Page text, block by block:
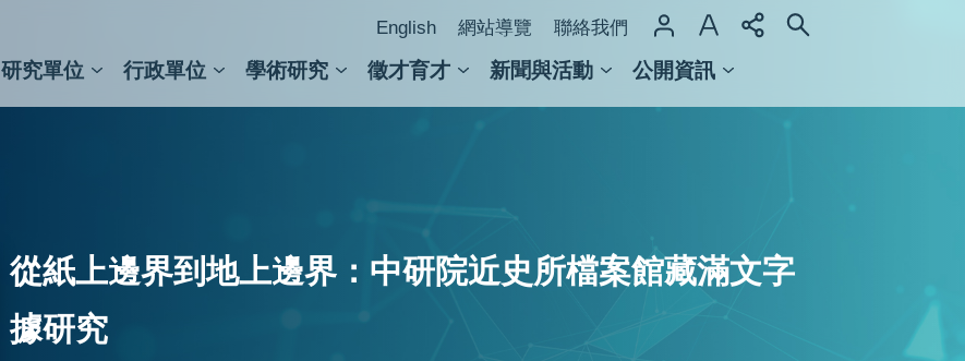
English 網站導覽 聯絡我們
研究單位 行政單位 學術研究 徵才育才 新聞與活動 公開資訊
從紙上邊界到地上邊界：中研院近史所檔案館藏滿文字
據研究